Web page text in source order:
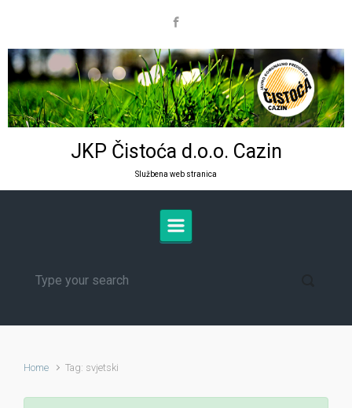
JKP Čistoća d.o.o. Cazin
Službena web stranica
Home Tag: svjetski